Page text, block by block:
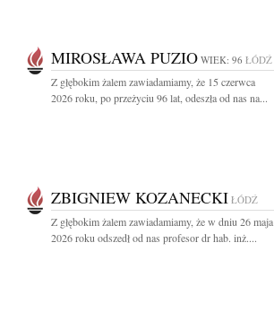
MIROSŁAWA PUZIO WIEK: 96 ŁÓDŹ
Z głębokim żalem zawiadamiamy, że 15 czerwca
2026 roku, po przeżyciu 96 lat, odeszła od nas na...
ZBIGNIEW KOZANECKI ŁÓDŹ
Z głębokim żalem zawiadamiamy, że w dniu 26 maja
2026 roku odszedł od nas profesor dr hab. inż....